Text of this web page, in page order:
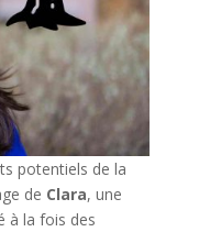
potentiels de la
de Clara, une
à la fois des